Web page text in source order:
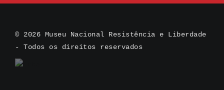
© 2026 Museu Nacional Resistência e Liberdade
- Todos os direitos reservados